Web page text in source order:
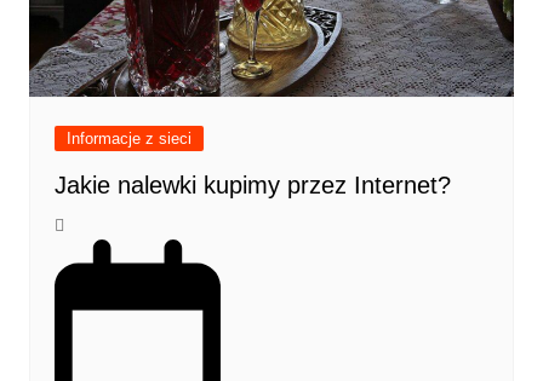
Informacje z sieci
Jakie nalewki kupimy przez Internet?